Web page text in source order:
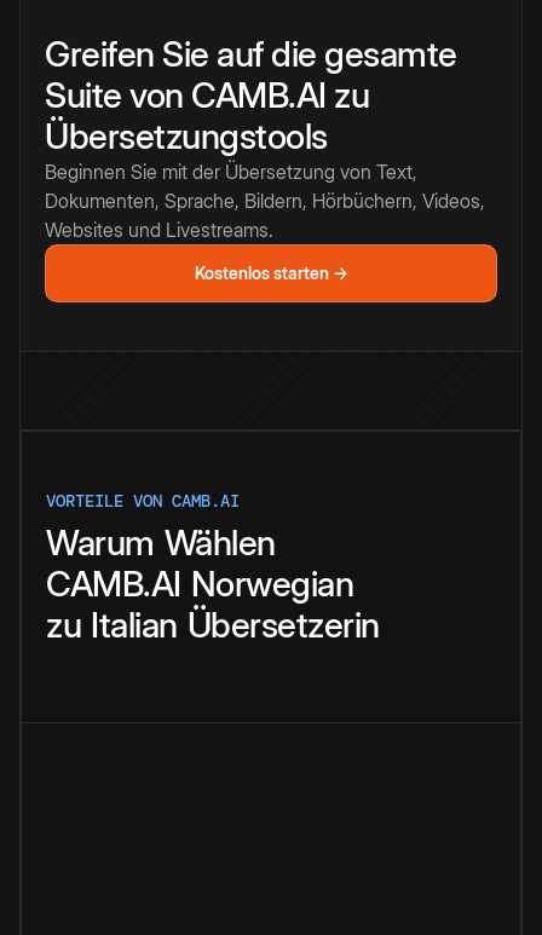
Greifen Sie auf die gesamte
Suite von CAMB.AI zu
Übersetzungstools
Beginnen Sie mit der Übersetzung von Text,
Dokumenten, Sprache, Bildern, Hörbüchern, Videos,
Websites und Livestreams.
Kostenlos starten →
VORTEILE VON CAMB.AI
Warum Wählen
CAMB.AI Norwegian
zu Italian Übersetzerin